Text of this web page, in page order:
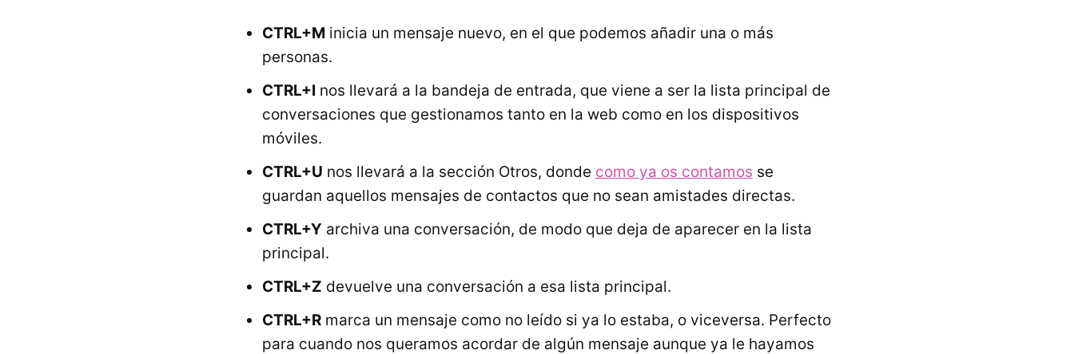
CTRL+M inicia un mensaje nuevo, en el que podemos añadir una o más
personas.
CTRL+I nos llevará a la bandeja de entrada, que viene a ser la lista principal de
conversaciones que gestionamos tanto en la web como en los dispositivos
móviles.
CTRL+U nos llevará a la sección Otros, donde como ya os contamos se
guardan aquellos mensajes de contactos que no sean amistades directas.
CTRL+Y archiva una conversación, de modo que deja de aparecer en la lista
principal.
CTRL+Z devuelve una conversación a esa lista principal.
CTRL+R marca un mensaje como no leído si ya lo estaba, o viceversa. Perfecto
para cuando nos queramos acordar de algún mensaje aunque ya le hayamos